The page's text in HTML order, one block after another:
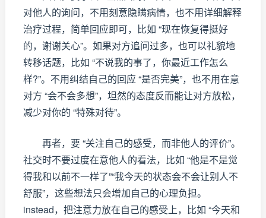
对他人的询问，不用刻意隐瞒病情，也不用详细解释
治疗过程，简单回应即可，比如 “现在恢复得挺好
的，谢谢关心”。如果对方追问过多，也可以礼貌地
转移话题，比如 “不说我的事了，你最近工作怎么
样?”。不用纠结自己的回应 “是否完美”，也不用在意
对方 “会不会多想”，坦然的态度反而能让对方放松，
减少对你的 “特殊对待”。
再者，要 “关注自己的感受，而非他人的评价”。
社交时不要过度在意他人的看法，比如 “他是不是觉
得我和以前不一样了”“我今天的状态会不会让别人不
舒服”，这些想法只会增加自己的心理负担。
instead，把注意力放在自己的感受上，比如 “今天和